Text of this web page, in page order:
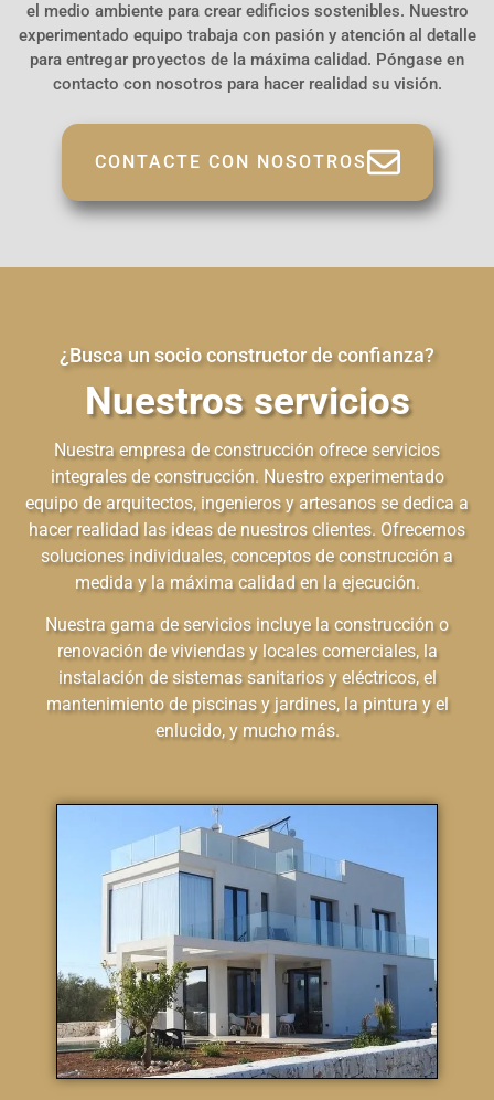
el medio ambiente para crear edificios sostenibles. Nuestro
experimentado equipo trabaja con pasión y atención al detalle
para entregar proyectos de la máxima calidad. Póngase en
contacto con nosotros para hacer realidad su visión.
CONTACTE CON NOSOTROS
¿Busca un socio constructor de confianza?
Nuestros servicios
Nuestra empresa de construcción ofrece servicios
integrales de construcción. Nuestro experimentado
equipo de arquitectos, ingenieros y artesanos se dedica a
hacer realidad las ideas de nuestros clientes. Ofrecemos
soluciones individuales, conceptos de construcción a
medida y la máxima calidad en la ejecución.
Nuestra gama de servicios incluye la construcción o
renovación de viviendas y locales comerciales, la
instalación de sistemas sanitarios y eléctricos, el
mantenimiento de piscinas y jardines, la pintura y el
enlucido, y mucho más.